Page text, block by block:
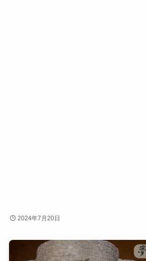
2024年7月20日